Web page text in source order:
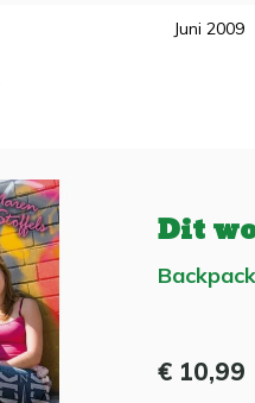
Juni 2009
Dit
€ 10,99